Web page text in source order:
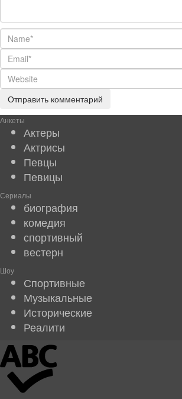
Анкеты
Актеры
Актрисы
Певцы
Певицы
Сериалы
биография
комедия
спортивный
вестерн
Шоу
Спортивные
Музыкальные
Исторические
Реалити